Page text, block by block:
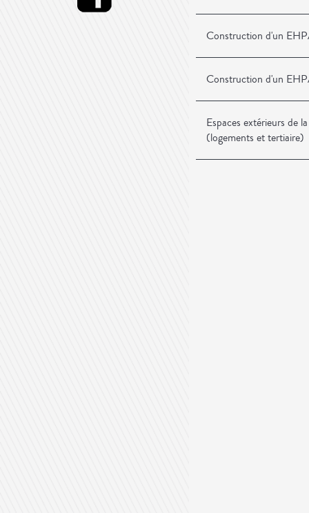
Construction d'un
Construction d'un
Espaces extérieurs de
(logements et tertiaire)